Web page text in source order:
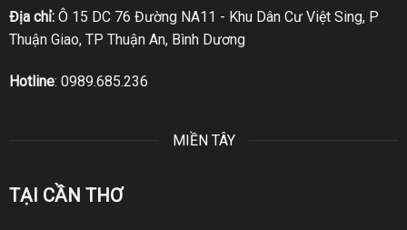
Địa chỉ:Ô 15 DC 76 Đường NA11 - Khu Dân Cư Việt Sing, P
Thuận Giao, TP Thuận An, Bình Dương
Hotline: 0989.685.236
MIỀN TÂY
TẠI CẦN THƠ